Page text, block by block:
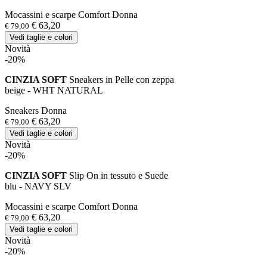
Mocassini e scarpe Comfort Donna
€ 79,00 € 63,20
Vedi taglie e colori
Novità
-20%
CINZIA SOFT Sneakers in Pelle con zeppa
beige - WHT NATURAL
Sneakers Donna
€ 79,00 € 63,20
Vedi taglie e colori
Novità
-20%
CINZIA SOFT Slip On in tessuto e Suede
blu - NAVY SLV
Mocassini e scarpe Comfort Donna
€ 79,00 € 63,20
Vedi taglie e colori
Novità
-20%